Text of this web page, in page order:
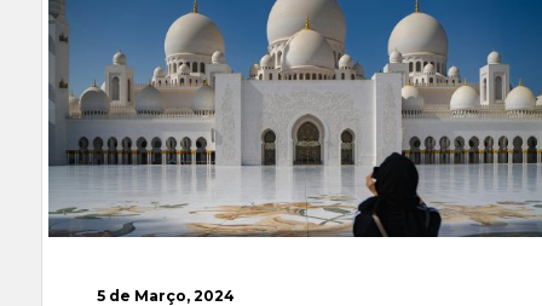
5 de Março, 2024